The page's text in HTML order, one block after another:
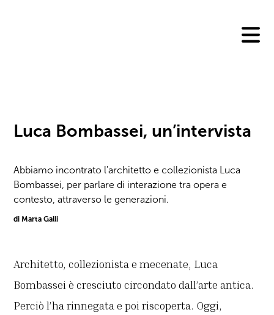
Luca Bombassei, un’intervista
Abbiamo incontrato l'architetto e collezionista Luca
Bombassei, per parlare di interazione tra opera e
contesto, attraverso le generazioni.
di Marta Galli
Architetto, collezionista e mecenate, Luca
Bombassei è cresciuto circondato dall’arte antica.
Perciò l’ha rinnegata e poi riscoperta. Oggi,